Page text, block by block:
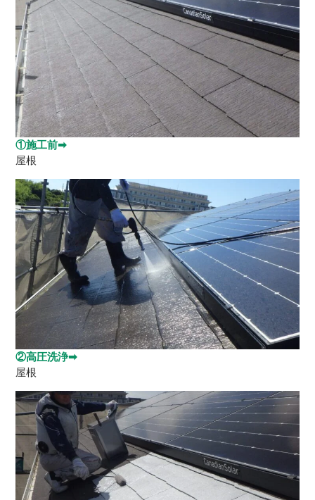
①施工前➡
屋根
②高圧洗浄➡
屋根